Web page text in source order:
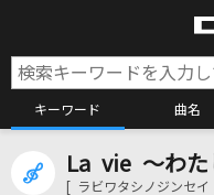
キーワード 曲名
La vie ～わた
[ ラビワタシノジンセイ ]